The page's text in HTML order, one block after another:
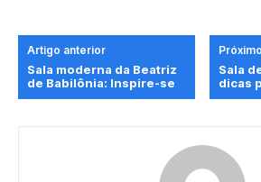
Artigo anterior
Sala moderna da Beatriz
de Babilônia: Inspire-se
Sala
dicas